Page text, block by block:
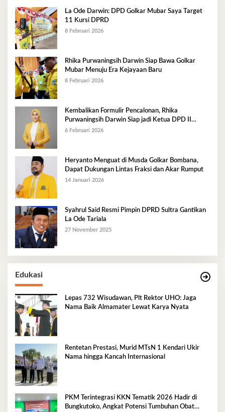
La Ode Darwin: DPD Golkar Mubar Saya Target
11 Kursi DPRD
8 Februari 2026
Rhika Purwaningsih Darwin Siap Bawa Golkar
Mubar Menuju Era Kejayaan Baru
8 Februari 2026
Kembalikan Formulir Pencalonan, Rhika
Purwaningsih Darwin Siap jadi Ketua DPD II
Golkar Mubar
6 Februari 2026
Heryanto Menguat di Musda Golkar Bombana,
Dapat Dukungan Lintas Fraksi dan Akar Rumput
14 Januari 2026
Syahrul Said Resmi Pimpin DPRD Sultra Gantikan
La Ode Tariala
27 November 2025
Edukasi
Lepas 732 Wisudawan, Plt Rektor UHO: Jaga
Nama Baik Almamater Lewat Karya Nyata
Rentetan Prestasi, Murid MTsN 1 Kendari Ukir
Nama hingga Kancah Internasional
PKM Terintegrasi KKN Tematik 2026 Hadir di
Bungkutoko, Angkat Potensi Tumbuhan Obat